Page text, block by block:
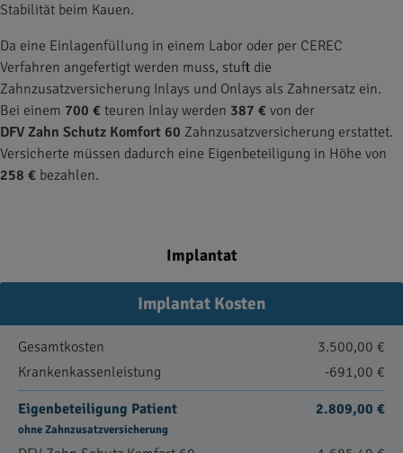
Stabilität beim Kauen.
Da eine Einlagenfüllung in einem Labor oder per CEREC
Verfahren angefertigt werden muss, stuft die
Zahnzusatzversicherung Inlays und Onlays als Zahnersatz ein.
Bei einem 700 € teuren Inlay werden 387 € von der
DFV Zahn Schutz Komfort 60 Zahnzusatzversicherung erstattet.
Versicherte müssen dadurch eine Eigenbeteiligung in Höhe von
258 € bezahlen.
Implantat
Implantat Kosten
Gesamtkosten
3.500,00 €
Krankenkassenleistung
-691,00 €
Eigenbeteiligung Patient
ohne Zahnzusatzversicherung
2.809,00 €